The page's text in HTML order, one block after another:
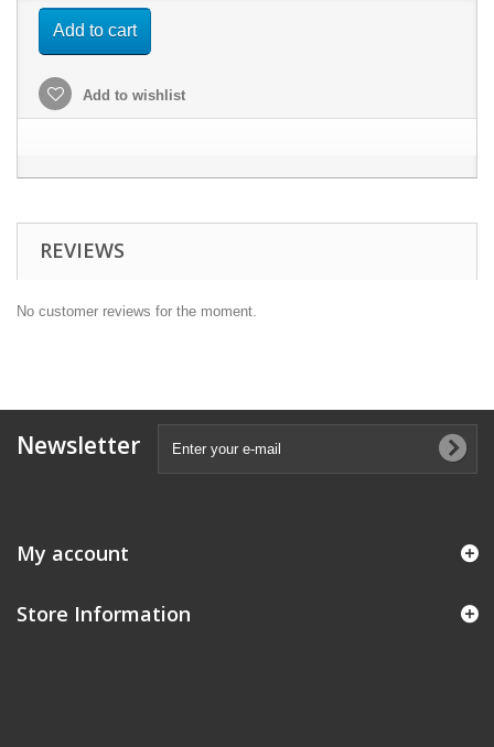
Add to cart
Add to wishlist
REVIEWS
No customer reviews for the moment.
Newsletter
My account
Store Information